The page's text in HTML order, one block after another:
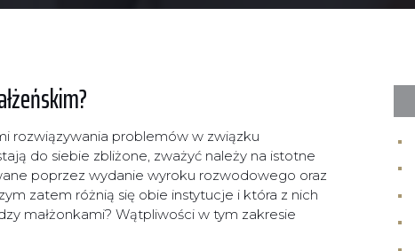
rozwiązywania problemów w związku
do siebie zbliżone, zważyć należy na istotne
poprzez wydanie wyroku rozwodowego oraz
zatem różnią się obie instytucje i która z nich
małżonkami? Wątpliwości w tym zakresie